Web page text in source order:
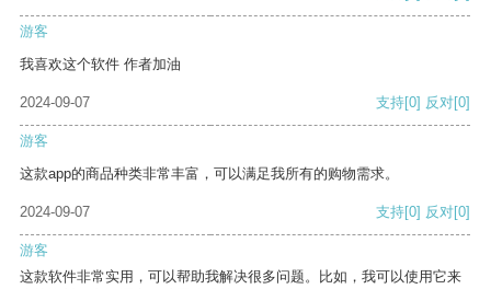
游客
我喜欢这个软件 作者加油
2024-09-07 支持[0] 反对[0]
游客
这款app的商品种类非常丰富，可以满足我所有的购物需求。
2024-09-07 支持[0] 反对[0]
游客
这款软件非常实用，可以帮助我解决很多问题。比如，我可以使用它来